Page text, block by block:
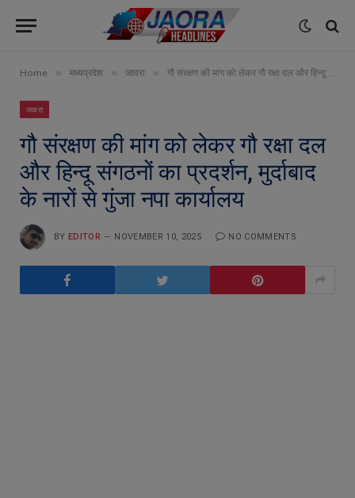
Home » मध्यप्रदेश » जावरा » गौ संरक्षण की मांग को लेकर गौ रक्षा दल और हिन्दू संगठनों का प्रदर्शन, मुर्दाबाद के नारों से गुंजा नपा कार्यालय
जावरा
गौ संरक्षण की मांग को लेकर गौ रक्षा दल
और हिन्दू संगठनों का प्रदर्शन, मुर्दाबाद
के नारों से गुंजा नपा कार्यालय
BY EDITOR NOVEMBER 10, 2025 NO COMMENTS